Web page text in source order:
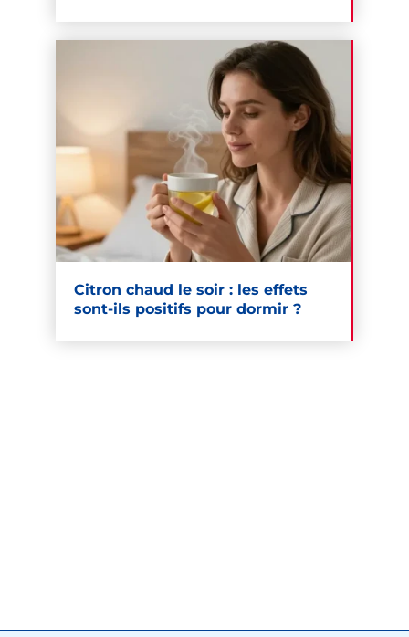
Citron chaud le soir : les effets
sont-ils positifs pour dormir ?